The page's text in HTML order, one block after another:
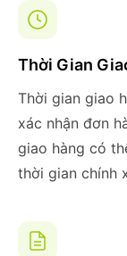
Thời Gian
Thời gian giao
xác nhận đơn
giao hàng có
thời gian chính